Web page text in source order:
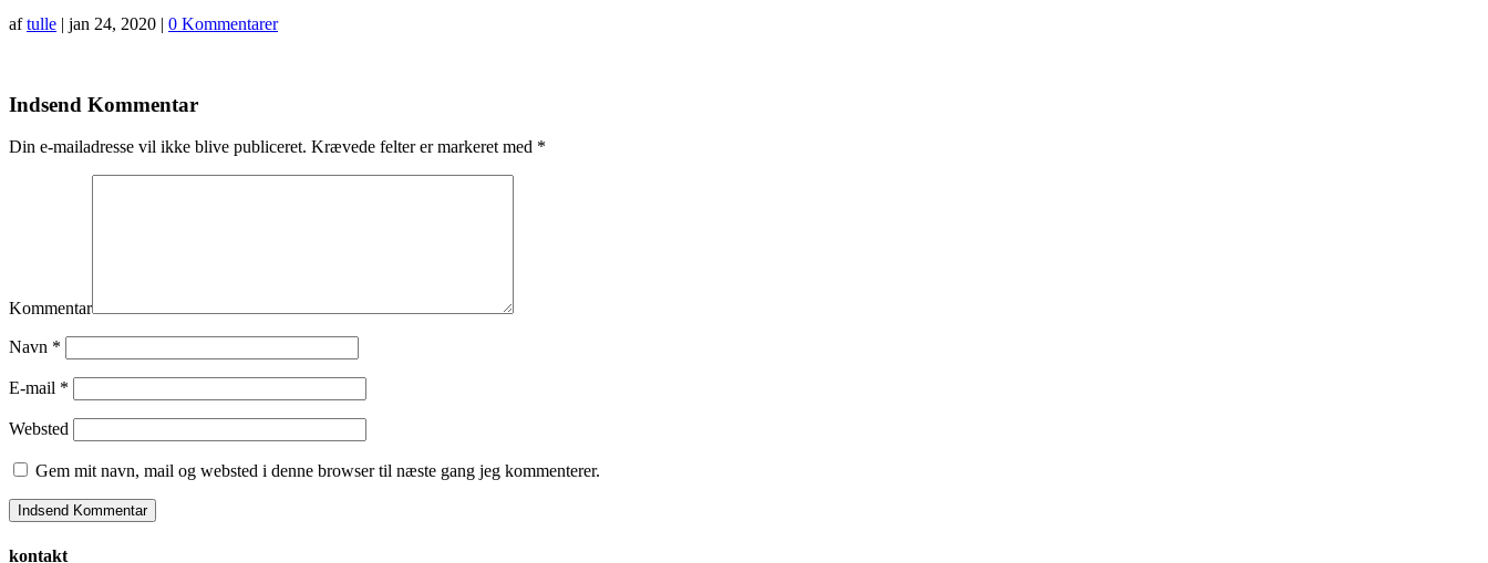
aftulle | jan 24, 2020 | 0 Kommentarer
Indsend Kommentar
Din e-mailadresse vil ikke blive publiceret. Krævede felter er markeret med *
Kommentar
Navn *
E-mail *
Websted
Gem mit navn, mail og websted i denne browser til næste gang jeg kommenterer.
kontakt